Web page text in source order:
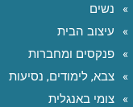
נשים
עיצוב הבית
פנקסים ומחברות
צבא, לימודים, נסיעות
צומי באנגלית